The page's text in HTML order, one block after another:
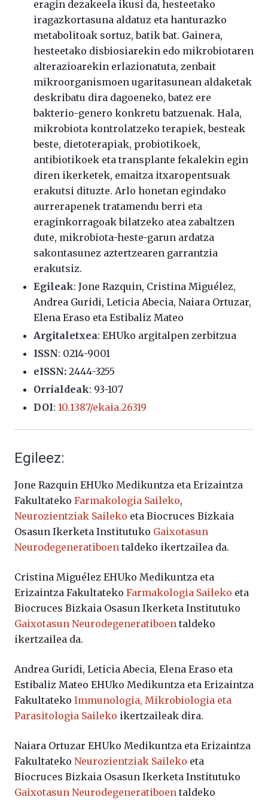
eragin dezakeela ikusi da, hesteetako
iragazkortasuna aldatuz eta hanturazko
metabolitoak sortuz, batik bat. Gainera,
hesteetako disbiosiarekin edo mikrobiotaren
alterazioarekin erlazionatuta, zenbait
mikroorganismoen ugaritasunean aldaketak
deskribatu dira dagoeneko, batez ere
bakterio-genero konkretu batzuenak. Hala,
mikrobiota kontrolatzeko terapiek, besteak
beste, dietoterapiak, probiotikoek,
antibiotikoek eta transplante fekalekin egin
diren ikerketek, emaitza itxaropentsuak
erakutsi dituzte. Arlo honetan egindako
aurrerapenek tratamendu berri eta
eraginkorragoak bilatzeko atea zabaltzen
dute, mikrobiota-heste-garun ardatza
sakontasunez aztertzearen garrantzia
erakutsiz.
Egileak: Jone Razquin, Cristina Miguélez,
Andrea Guridi, Leticia Abecia, Naiara Ortuzar,
Elena Eraso eta Estibaliz Mateo
Argitaletxea: EHUko argitalpen zerbitzua
ISSN: 0214-9001
eISSN: 2444-3255
Orrialdeak: 93-107
DOI: 10.1387/ekaia.26319
Egileez:
Jone Razquin EHUko Medikuntza eta Erizaintza
Fakultateko Farmakologia Saileko,
Neurozientziak Saileko eta Biocruces Bizkaia
Osasun Ikerketa Institutuko Gaixotasun
Neurodegeneratiboen taldeko ikertzailea da.
Cristina Miguélez EHUko Medikuntza eta
Erizaintza Fakultateko Farmakologia Saileko eta
Biocruces Bizkaia Osasun Ikerketa Institutuko
Gaixotasun Neurodegeneratiboen taldeko
ikertzailea da.
Andrea Guridi, Leticia Abecia, Elena Eraso eta
Estibaliz Mateo EHUko Medikuntza eta Erizaintza
Fakultateko Immunologia, Mikrobiologia eta
Parasitologia Saileko ikertzaileak dira.
Naiara Ortuzar EHUko Medikuntza eta Erizaintza
Fakultateko Neurozientziak Saileko eta
Biocruces Bizkaia Osasun Ikerketa Institutuko
Gaixotasun Neurodegeneratiboen taldeko